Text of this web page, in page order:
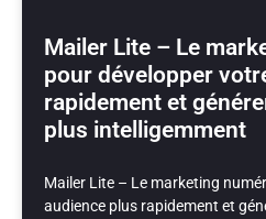
Mailer Lite – Le
pour développer
rapidement et
plus intelligemment
Mailer Lite – Le marketing
audience plus rapidement et